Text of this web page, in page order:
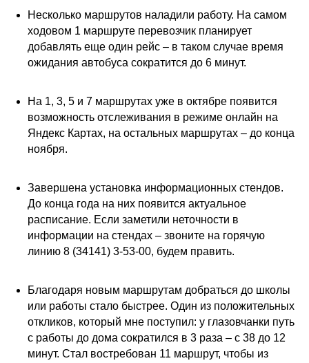
Несколько маршрутов наладили работу. На самом
ходовом 1 маршруте перевозчик планирует
добавлять еще один рейс – в таком случае время
ожидания автобуса сократится до 6 минут.
На 1, 3, 5 и 7 маршрутах уже в октябре появится
возможность отслеживания в режиме онлайн на
Яндекс Картах, на остальных маршрутах – до конца
ноября.
Завершена установка информационных стендов.
До конца года на них появится актуальное
расписание. Если заметили неточности в
информации на стендах – звоните на горячую
линию 8 (34141) 3-53-00, будем править.
Благодаря новым маршрутам добраться до школы
или работы стало быстрее. Один из положительных
откликов, который мне поступил: у глазовчанки путь
с работы до дома сократился в 3 раза – с 38 до 12
минут. Стал востребован 11 маршрут, чтобы из